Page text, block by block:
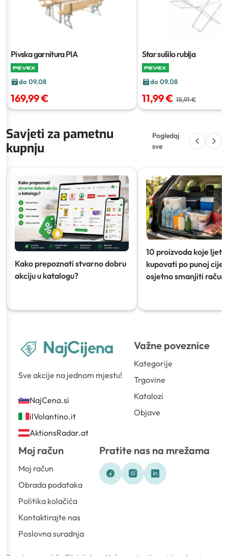
Pivska garnitura PIA
do 09.08
169,99 €
Star sušilo rublja
do 09.08
11,99 € 15,91 €
Savjeti za pametnu
kupnju
Pogledaj
sve
Kako prepoznati stvarno dobru
akciju u katalogu?
10 proizvoda koje ljeti
kupovati po punoj
osjetno smanjiti račun)
Sve akcije na jednom mjestu!
NajCena.si
ilVolantino.it
AktionsRadar.at
Važne poveznice
Kategorije
Trgovine
Katalozi
Objave
Moj račun
Moj račun
Obrada podataka
Politika kolačića
Kontaktirajte nas
Poslovna suradnja
Pratite nas na mrežama